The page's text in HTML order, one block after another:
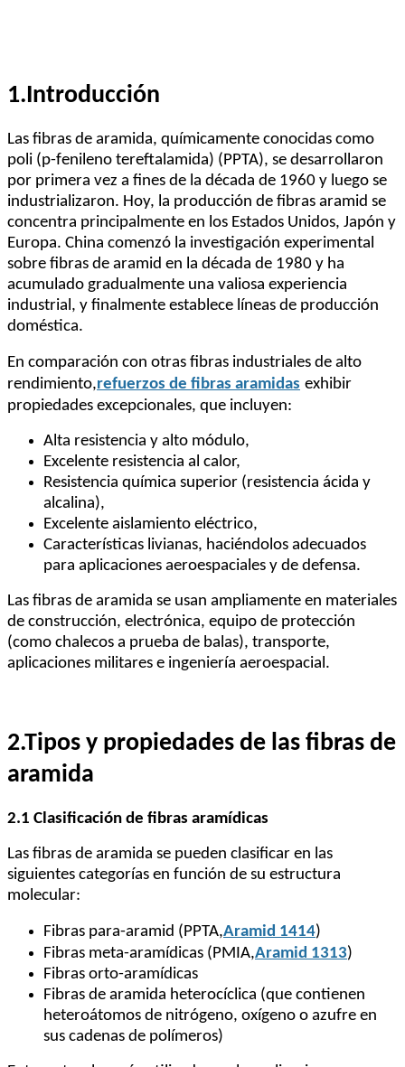
1.Introducción
Las fibras de aramida, químicamente conocidas como
poli (p-fenileno tereftalamida) (PPTA), se desarrollaron
por primera vez a fines de la década de 1960 y luego se
industrializaron. Hoy, la producción de fibras aramid se
concentra principalmente en los Estados Unidos, Japón y
Europa. China comenzó la investigación experimental
sobre fibras de aramid en la década de 1980 y ha
acumulado gradualmente una valiosa experiencia
industrial, y finalmente establece líneas de producción
doméstica.
En comparación con otras fibras industriales de alto
rendimiento,refuerzos de fibras aramidas exhibir
propiedades excepcionales, que incluyen:
Alta resistencia y alto módulo,
Excelente resistencia al calor,
Resistencia química superior (resistencia ácida y
alcalina),
Excelente aislamiento eléctrico,
Características livianas, haciéndolos adecuados
para aplicaciones aeroespaciales y de defensa.
Las fibras de aramida se usan ampliamente en materiales
de construcción, electrónica, equipo de protección
(como chalecos a prueba de balas), transporte,
aplicaciones militares e ingeniería aeroespacial.
2.Tipos y propiedades de las fibras de
aramida
2.1 Clasificación de fibras aramídicas
Las fibras de aramida se pueden clasificar en las
siguientes categorías en función de su estructura
molecular:
Fibras para-aramid (PPTA,Aramid 1414)
Fibras meta-aramídicas (PMIA,Aramid 1313)
Fibras orto-aramídicas
Fibras de aramida heterocíclica (que contienen
heteroátomos de nitrógeno, oxígeno o azufre en
sus cadenas de polímeros)